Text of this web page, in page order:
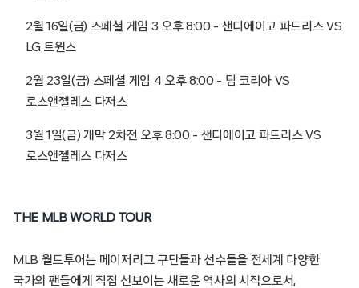
2월 16일(금) 스페셜 게임 3 오후 8:00 – 샌디에이고 파드리스 VS
LG 트윈스
2월 23일(금) 스페셜 게임 4 오후 8:00 – 팀 코리아 VS
로스앤젤레스 다저스
3월 1일(금) 개막 2차전 오후 8:00 – 샌디에이고 파드리스 VS
로스앤젤레스 다저스
THE MLB WORLD TOUR
MLB 월드투어는 메이저리그 구단들과 선수들을 전세계 다양한
국가의 팬들에게 직접 선보이는 새로운 역사의 시작으로서,